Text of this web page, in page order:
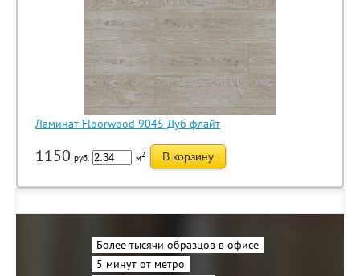
Ламинат Floorwood 9045 Дуб флайт
1150 руб. м2 В корзину
Более тысячи образцов в офисе
5 минут от метро